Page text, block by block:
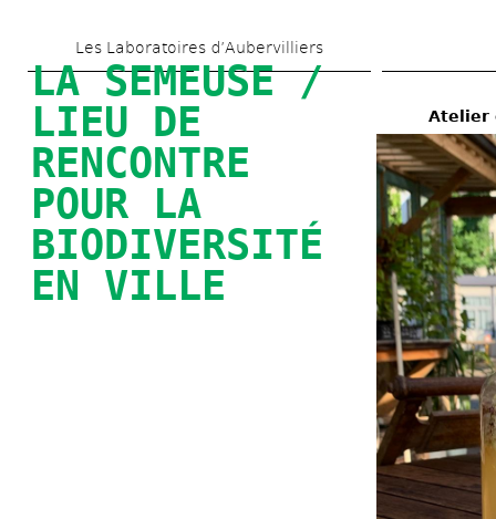
to
main
content
Les Laboratoires d’Aubervilliers
LA SEMEUSE /
LIEU DE
RENCONTRE
POUR LA
BIODIVERSITÉ
EN VILLE
Atelier